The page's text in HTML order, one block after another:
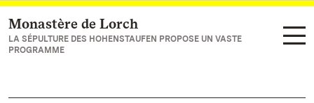
Vers la page d’accueil
Monastère de Lorch
LA SÉPULTURE DES HOHENSTAUFEN PROPOSE UN VASTE
PROGRAMME